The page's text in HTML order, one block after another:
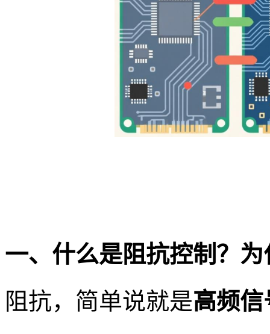
一、什么是阻抗控制？
阻抗，简单说就是高频